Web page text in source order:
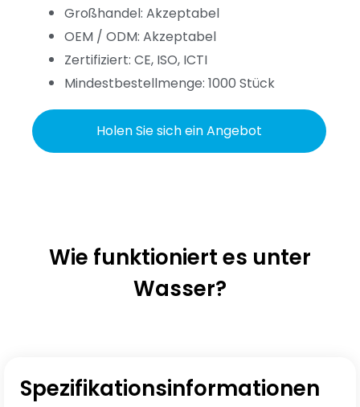
Großhandel: Akzeptabel
OEM / ODM: Akzeptabel
Zertifiziert: CE, ISO, ICTI
Mindestbestellmenge: 1000 Stück
Holen Sie sich ein Angebot
Wie funktioniert es unter
Wasser?
Spezifikationsinformationen